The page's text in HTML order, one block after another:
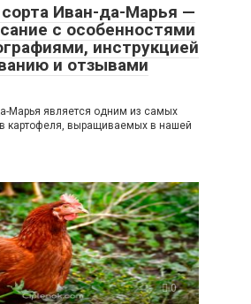
Иван-да-Марья —
с особенностями
инструкцией
и отзывами
Марья является одним из самых
картофеля, выращиваемых в нашей
0